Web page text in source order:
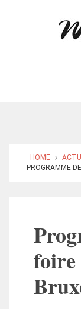
HOME
PROGRAMME